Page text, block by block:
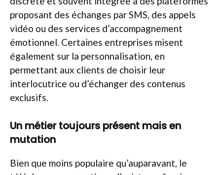
proposant des échanges par SMS, des appels
vidéo ou des services d’accompagnement
émotionnel. Certaines entreprises misent
également sur la personnalisation, en
permettant aux clients de choisir leur
interlocutrice ou d’échanger des contenus
exclusifs.
Un métier toujours présent mais en
mutation
Bien que moins populaire qu’auparavant, le